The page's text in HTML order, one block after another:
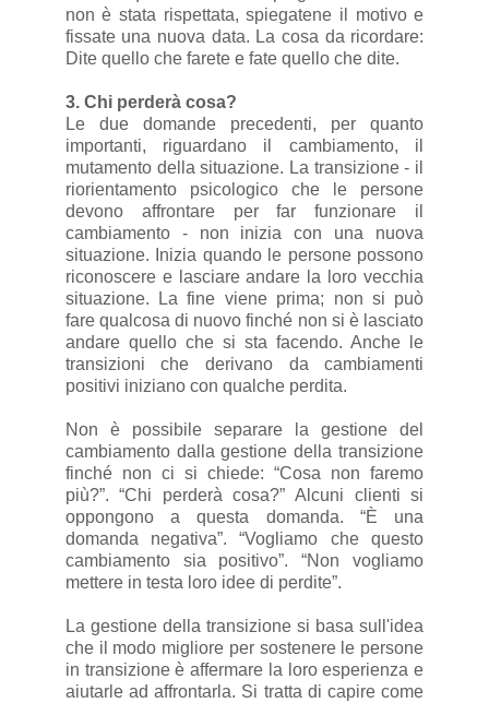
non è stata rispettata, spiegatene il motivo e
fissate una nuova data. La cosa da ricordare:
Dite quello che farete e fate quello che dite.
3. Chi perderà cosa?
Le due domande precedenti, per quanto
importanti, riguardano il cambiamento, il
mutamento della situazione. La transizione - il
riorientamento psicologico che le persone
devono affrontare per far funzionare il
cambiamento - non inizia con una nuova
situazione. Inizia quando le persone possono
riconoscere e lasciare andare la loro vecchia
situazione. La fine viene prima; non si può
fare qualcosa di nuovo finché non si è lasciato
andare quello che si sta facendo. Anche le
transizioni che derivano da cambiamenti
positivi iniziano con qualche perdita.
Non è possibile separare la gestione del
cambiamento dalla gestione della transizione
finché non ci si chiede: “Cosa non faremo
più?”. “Chi perderà cosa?” Alcuni clienti si
oppongono a questa domanda. “È una
domanda negativa”. “Vogliamo che questo
cambiamento sia positivo”. “Non vogliamo
mettere in testa loro idee di perdite”.
La gestione della transizione si basa sull'idea
che il modo migliore per sostenere le persone
in transizione è affermare la loro esperienza e
aiutarle ad affrontarla. Si tratta di capire come